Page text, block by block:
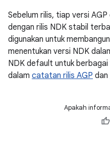
Sebelum rilis, tiap versi
dengan rilis NDK stabil
digunakan untuk
menentukan versi NDK
NDK default untuk
dalam catatan rilis AGP dan
Apakah